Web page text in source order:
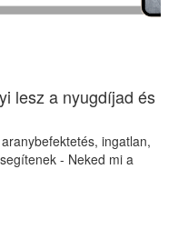
lesz a nyugdíjad és
ingatlan,
- Neked mi a